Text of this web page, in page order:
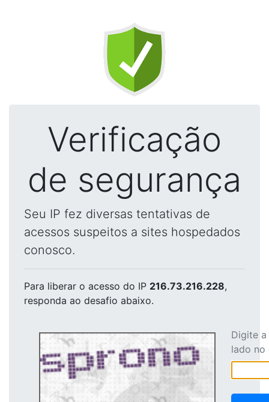
Verificação
de segurança
Seu IP fez diversas tentativas de
acessos suspeitos a sites hospedados
conosco.
Para liberar o acesso do IP 216.73.216.228,
responda ao desafio abaixo.
Digite
lado no